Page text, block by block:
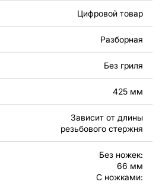
набора толщин конструкция
и более дешевой в
уменьшение количества
за счет объединения
металл и оборудование
изготовить прекрасное
Чертежи созданы с учетом
и легкости сборки, чтобы вы
процессом работы над вашим
файлы для создания
Цифровой товар
Разборная
Без гриля
425 мм
Зависит от длины
резьбового стержня
Без ножек:
66 мм
С ножками: